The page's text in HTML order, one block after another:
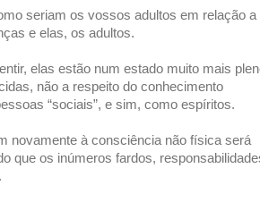
seriam os vossos adultos em relação a
e elas, os adultos.
elas estão num estado muito mais
não a respeito do conhecimento
“sociais”, e sim, como espíritos.
novamente à consciência não física será
que os inúmeros fardos,